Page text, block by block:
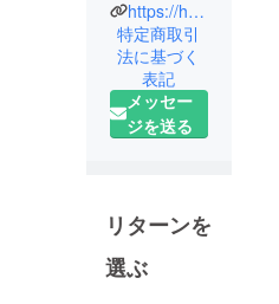
時間の楽し
み方を提案
していま
す。
防災用品と
してだけで
間として室
内テントと
ダンボール
https://hayarakubed.base.shop/
特定商取引
法に基づく
表記
メッセー
ジを送る
リターンを
選ぶ